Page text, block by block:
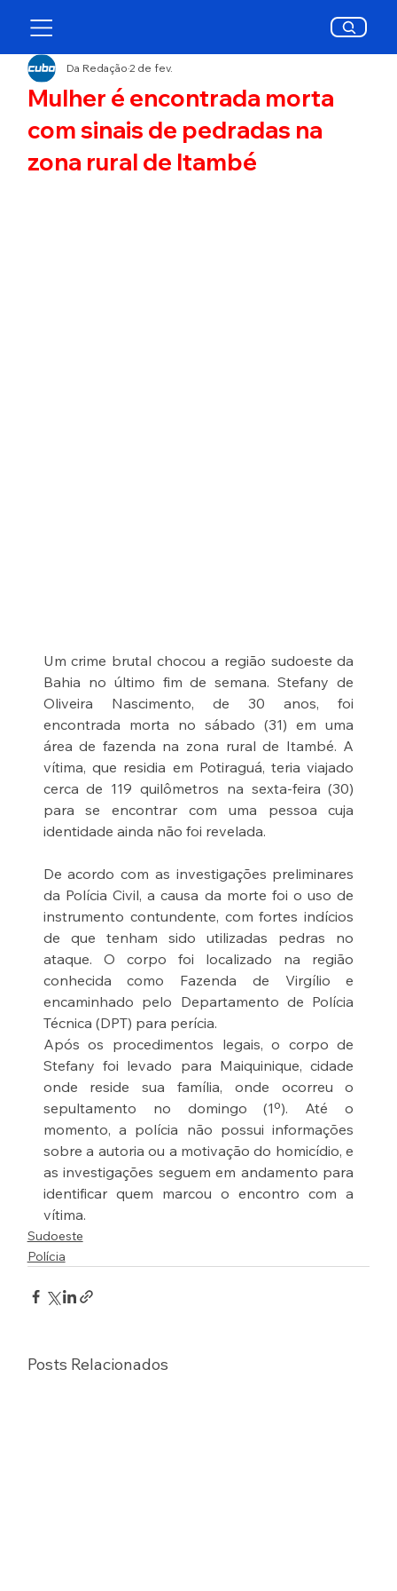
Mulher é encontrada morta
com sinais de pedradas na
zona rural de Itambé
Da Redação2 de fev.
Um crime brutal chocou a região sudoeste da
Bahia no último fim de semana. Stefany de
Oliveira Nascimento, de 30 anos, foi
encontrada morta no sábado (31) em uma
área de fazenda na zona rural de Itambé. A
vítima, que residia em Potiraguá, teria viajado
cerca de 119 quilômetros na sexta-feira (30)
para se encontrar com uma pessoa cuja
identidade ainda não foi revelada.
De acordo com as investigações preliminares
da Polícia Civil, a causa da morte foi o uso de
instrumento contundente, com fortes indícios
de que tenham sido utilizadas pedras no
ataque. O corpo foi localizado na região
conhecida como Fazenda de Virgílio e
encaminhado pelo Departamento de Polícia
Técnica (DPT) para perícia.
Após os procedimentos legais, o corpo de
Stefany foi levado para Maiquinique, cidade
onde reside sua família, onde ocorreu o
sepultamento no domingo (1º). Até o
momento, a polícia não possui informações
sobre a autoria ou a motivação do homicídio, e
as investigações seguem em andamento para
identificar quem marcou o encontro com a
vítima.
Sudoeste
Polícia
Posts Relacionados